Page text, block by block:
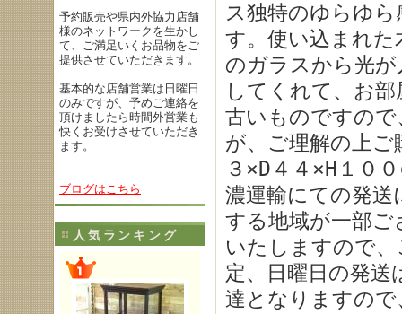
予約販売や県内外協力店舗
様のネットワークを生かし
て、ご満足いくお品物をご
提供させていただきます。
基本的な店舗営業は日曜日
のみですが、予めご連絡を
頂けましたら時間外営業も
快くお受けさせていただき
ます。
ブログはこちら
人気ランキング
ス独特のゆらゆ
す。使い込まれ
のガラスから光
してくれて、お
古いものですの
が、ご理解の上
３×D４４×H１０
濃運輸にての発送
する地域が一部ご
いたしますので
定、日曜日の発
達となりますの